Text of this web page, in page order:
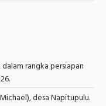
rangka persiapan
desa Napitupulu.